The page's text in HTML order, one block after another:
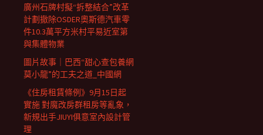
廣州石牌村擬“拆整結合”改革
計劃撤除OSDER奧斯德汽車零
件10.3萬平方米村平易近室第
與集體物業
圖片故事｜巴西“甜心查包養網
莫小龍”的工夫之道_中國網
《住房租賃條例》9月15日起
實施 對魔改房群租房等亂象，
新規出手JIUYI俱意室內設計管
理